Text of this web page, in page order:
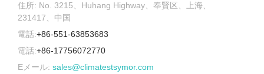
住所: No. 3215、Huhang Highway、奉賢区、上海、
231417、中国
電話:+86-551-63853683
電話:+86-17756072770
Eメール: sales@climatestsymor.com